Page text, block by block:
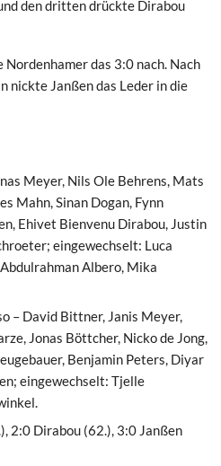
den dritten drückte Dirabou
das 3:0 nach. Nach
nickte Janßen das Leder in die
Meyer, Nils Ole Behrens, Mats
Mahn, Sinan Dogan, Fynn
Ehivet Bienvenu Dirabou, Justin
eingewechselt: Luca
Albero, Mika
– David Bittner, Janis Meyer,
Jonas Böttcher, Nicko de Jong,
Benjamin Peters, Diyar
eingewechselt: Tjelle
2:0 Dirabou (62.), 3:0 Janßen